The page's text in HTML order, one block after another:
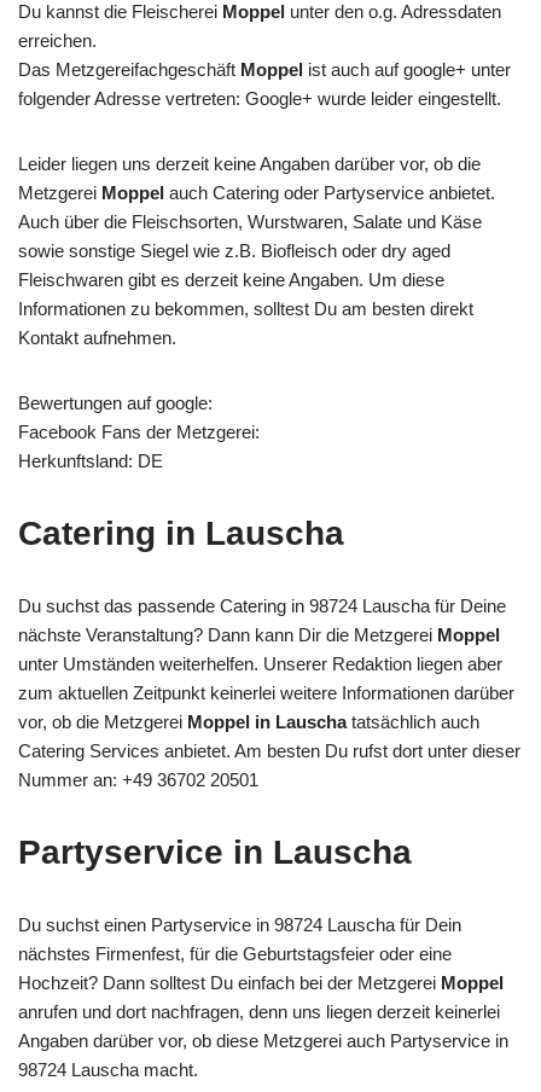
Du kannst die Fleischerei Moppel unter den o.g. Adressdaten
erreichen.
Das Metzgereifachgeschäft Moppel ist auch auf google+ unter
folgender Adresse vertreten: Google+ wurde leider eingestellt.
Leider liegen uns derzeit keine Angaben darüber vor, ob die
Metzgerei Moppel auch Catering oder Partyservice anbietet.
Auch über die Fleischsorten, Wurstwaren, Salate und Käse
sowie sonstige Siegel wie z.B. Biofleisch oder dry aged
Fleischwaren gibt es derzeit keine Angaben. Um diese
Informationen zu bekommen, solltest Du am besten direkt
Kontakt aufnehmen.
Bewertungen auf google:
Facebook Fans der Metzgerei:
Herkunftsland: DE
Catering in Lauscha
Du suchst das passende Catering in 98724 Lauscha für Deine
nächste Veranstaltung? Dann kann Dir die Metzgerei Moppel
unter Umständen weiterhelfen. Unserer Redaktion liegen aber
zum aktuellen Zeitpunkt keinerlei weitere Informationen darüber
vor, ob die Metzgerei Moppel in Lauschatatsächlich auch
Catering Services anbietet. Am besten Du rufst dort unter dieser
Nummer an: +49 36702 20501
Partyservice in Lauscha
Du suchst einen Partyservice in 98724 Lauscha für Dein
nächstes Firmenfest, für die Geburtstagsfeier oder eine
Hochzeit? Dann solltest Du einfach bei der Metzgerei Moppel
anrufen und dort nachfragen, denn uns liegen derzeit keinerlei
Angaben darüber vor, ob diese Metzgerei auch Partyservice in
98724 Lauscha macht.